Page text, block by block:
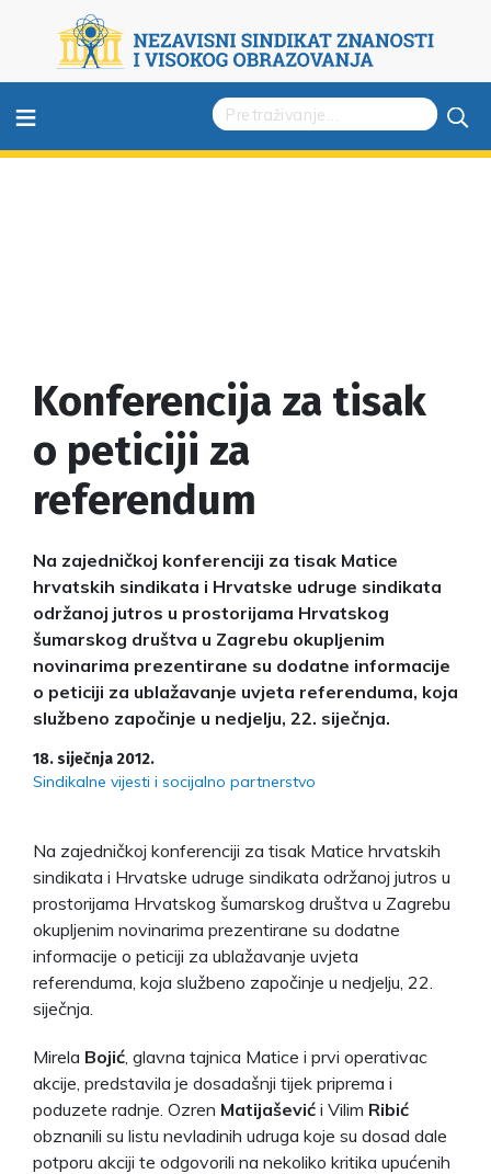
≡
Konferencija za tisak
o peticiji za
referendum
Na zajedničkoj konferenciji za tisak Matice
hrvatskih sindikata i Hrvatske udruge sindikata
održanoj jutros u prostorijama Hrvatskog
šumarskog društva u Zagrebu okupljenim
novinarima prezentirane su dodatne informacije
o peticiji za ublažavanje uvjeta referenduma, koja
službeno započinje u nedjelju, 22. siječnja.
18. siječnja 2012.
Sindikalne vijesti i socijalno partnerstvo
Na zajedničkoj konferenciji za tisak Matice hrvatskih
sindikata i Hrvatske udruge sindikata održanoj jutros u
prostorijama Hrvatskog šumarskog društva u Zagrebu
okupljenim novinarima prezentirane su dodatne
informacije o peticiji za ublažavanje uvjeta
referenduma, koja službeno započinje u nedjelju, 22.
siječnja.
Mirela Bojić , glavna tajnica Matice i prvi operativac
akcije, predstavila je dosadašnji tijek priprema i
poduzete radnje. Ozren Matijašević i Vilim Ribić
obznanili su listu nevladinih udruga koje su dosad dale
potporu akciji te odgovorili na nekoliko kritika upućenih